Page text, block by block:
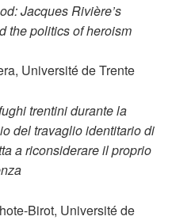
Jacques Rivière’s
the politics of heroism
Université de Trente
trentini durante la
del travaglio identitario di
a riconsiderare il proprio
Birot, Université de